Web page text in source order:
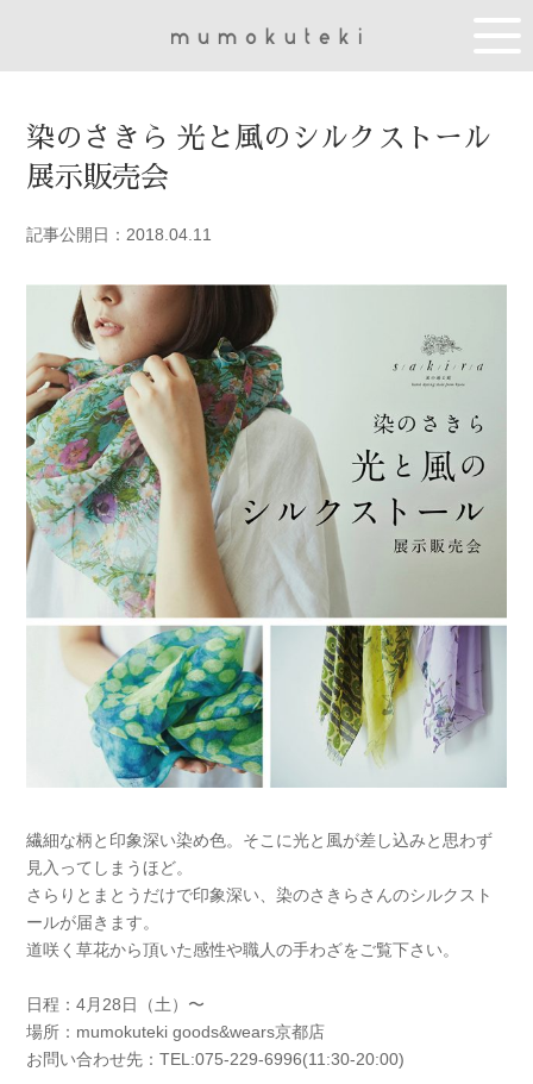
染のさきら 光と風のシルクストール
展示販売会
記事公開日：2018.04.11
繊細な柄と印象深い染め色。そこに光と風が差し込みと思わず
見入ってしまうほど。
さらりとまとうだけで印象深い、染のさきらさんのシルクスト
ールが届きます。
道咲く草花から頂いた感性や職人の手わざをご覧下さい。
日程：4月28日（土）〜
場所：mumokuteki goods&wears京都店
お問い合わせ先：TEL:075-229-6996(11:30-20:00)